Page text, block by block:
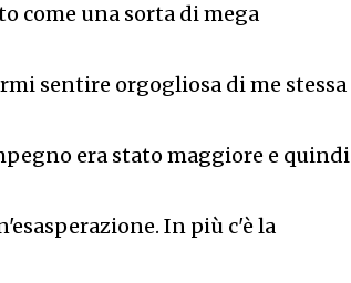
come una sorta di mega
sentire orgogliosa di me stessa
era stato maggiore e quindi
In più c'è la